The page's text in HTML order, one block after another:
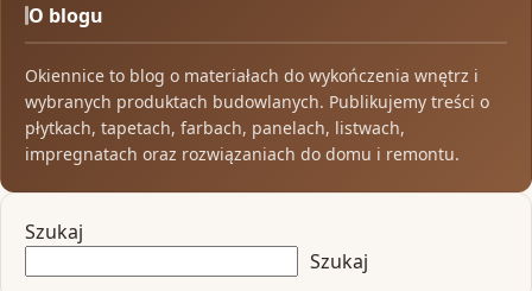
O blogu
Okiennice to blog o materiałach do wykończenia wnętrz i
wybranych produktach budowlanych. Publikujemy treści o
płytkach, tapetach, farbach, panelach, listwach,
impregnatach oraz rozwiązaniach do domu i remontu.
Szukaj
Szukaj